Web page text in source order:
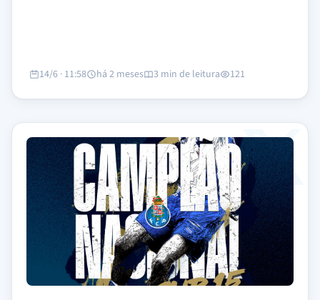
14/6 · 11:58 há 2 meses 3 min de leitura 121